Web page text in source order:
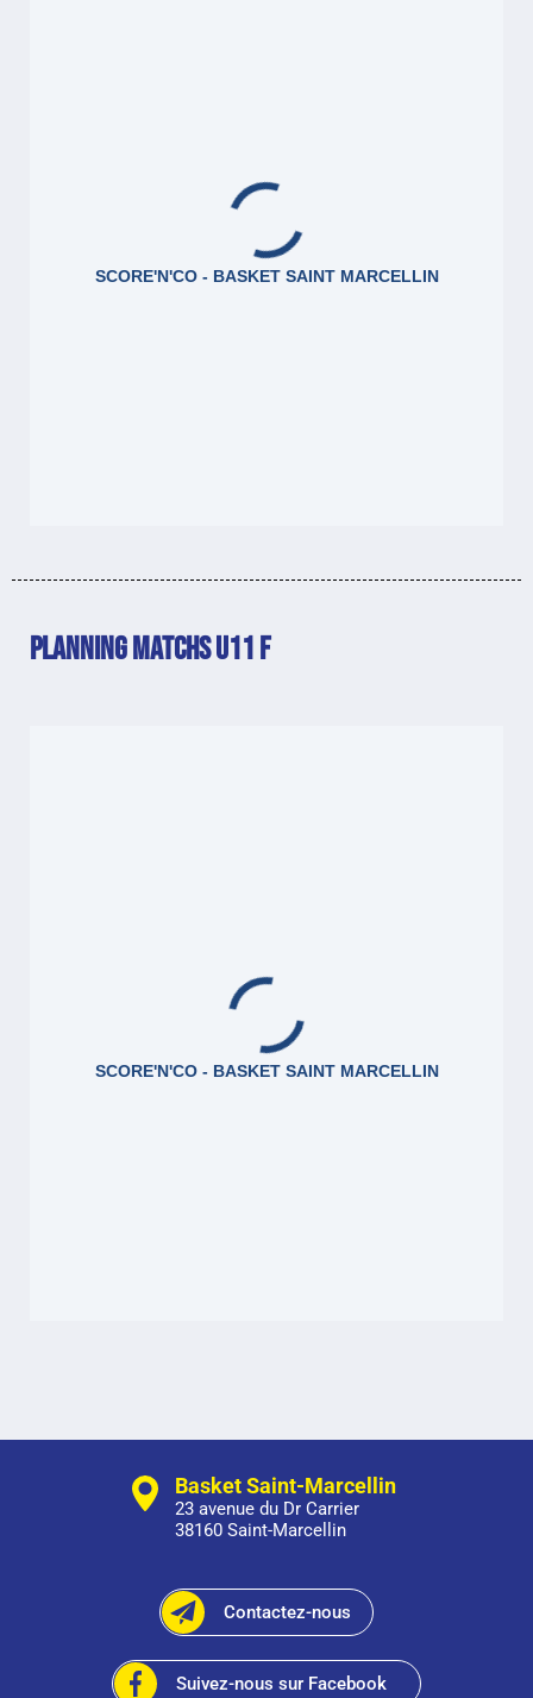
SCORE'N'CO - BASKET SAINT MARCELLIN
PLANNING MATCHS U11 F
SCORE'N'CO - BASKET SAINT MARCELLIN
Basket Saint-Marcellin
23 avenue du Dr Carrier
38160 Saint-Marcellin
Contactez-nous
Suivez-nous sur Facebook